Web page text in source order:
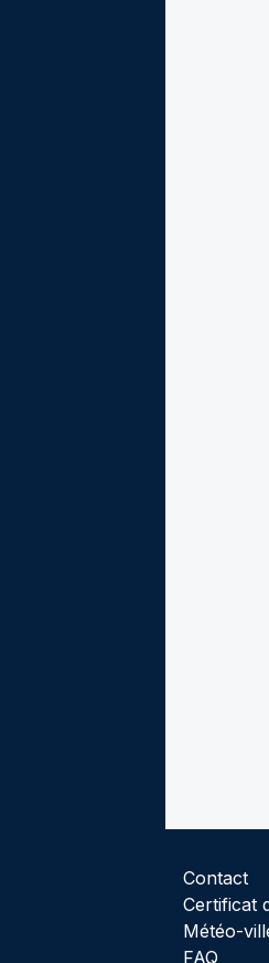
Contact
Certificat
Météo-
FAQ